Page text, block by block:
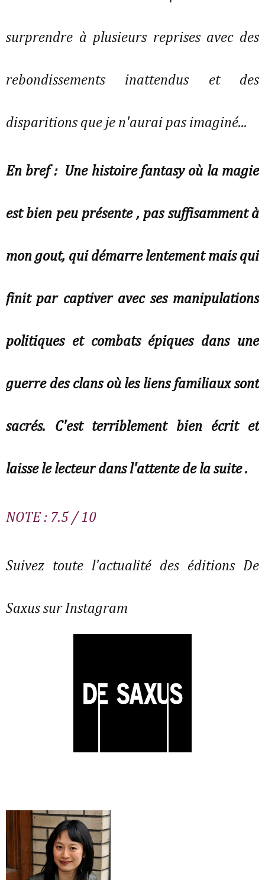
surprendre à plusieurs reprises avec des
rebondissements inattendus et des
disparitions que je n'aurai pas imaginé...
En bref : Une histoire fantasy où la magie
est bien peu présente , pas suffisamment à
mon gout, qui démarre lentement mais qui
finit par captiver avec ses manipulations
politiques et combats épiques dans une
guerre des clans où les liens familiaux sont
sacrés. C'est terriblement bien écrit et
laisse le lecteur dans l'attente de la suite .
NOTE : 7.5 / 10
Suivez toute l'actualité des éditions De
Saxus sur Instagram